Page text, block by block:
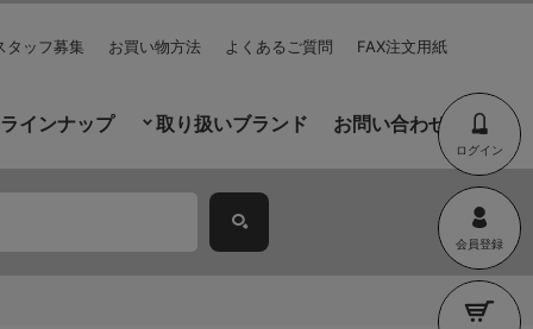
タッフ募集 お買い物方法 よくあるご質問 FAX注文用紙
ログイン
会員登録
インナップ 取り扱いブランド お問い合わせ